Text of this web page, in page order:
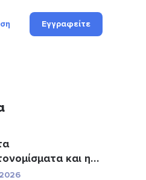
Εγγραφείτε
και η
αν�...